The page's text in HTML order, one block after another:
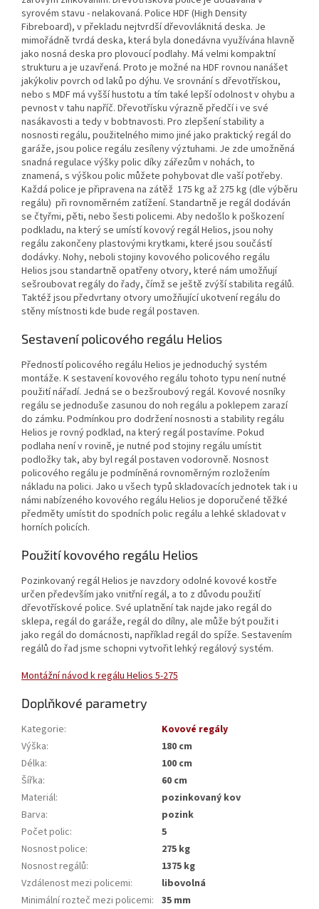
syrovém stavu - nelakovaná. Police HDF (High Density
Fibreboard), v překladu nejtvrdší dřevovláknitá deska. Je
mimořádně tvrdá deska, která byla donedávna využívána hlavně
jako nosná deska pro plovoucí podlahy. Má velmi kompaktní
strukturu a je uzavřená. Proto je možné na HDF rovnou nanášet
jakýkoliv povrch od laků po dýhu. Ve srovnání s dřevotřískou,
nebo s MDF má vyšší hustotu a tím také lepší odolnost v ohybu a
pevnost v tahu napříč. Dřevotřísku výrazně předčí i ve své
nasákavosti a tedy v bobtnavosti. Pro zlepšení stability a
nosnosti regálu, použitelného mimo jiné jako praktický regál do
garáže, jsou police regálu zesíleny výztuhami. Je zde umožněná
snadná regulace výšky polic díky zářezům v nohách, to
znamená, s výškou polic můžete pohybovat dle vaší potřeby.
Každá police je připravena na zátěž 175 kg až 275 kg (dle výběru
regálu) při rovnoměrném zatížení. Standartně je regál dodáván
se čtyřmi, pěti, nebo šesti policemi. Aby nedošlo k poškození
podkladu, na který se umístí kovový regál Helios, jsou nohy
regálu zakončeny plastovými krytkami, které jsou součástí
dodávky. Nohy, neboli stojiny kovového policového regálu
Helios jsou standartně opatřeny otvory, které nám umožňují
sešroubovat regály do řady, čímž se ještě zvýší stabilita regálů.
Taktéž jsou předvrtany otvory umožňující ukotvení regálu do
stěny místnosti kde bude regál postaven.
Sestavení policového regálu Helios
Předností policového regálu Helios je jednoduchý systém
montáže. K sestavení kovového regálu tohoto typu není nutné
použití nářadí. Jedná se o bezšroubový regál. Kovové nosníky
regálu se jednoduše zasunou do noh regálu a poklepem zarazí
do zámku. Podmínkou pro dodržení nosnosti a stability regálu
Helios je rovný podklad, na který regál postavíme. Pokud
podlaha není v rovině, je nutné pod stojiny regálu umístit
podložky tak, aby byl regál postaven vodorovně. Nosnost
policového regálu je podmíněná rovnoměrným rozložením
nákladu na polici. Jako u všech typů skladovacích jednotek tak i u
námi nabízeného kovového regálu Helios je doporučené těžké
předměty umístit do spodních polic regálu a lehké skladovat v
horních policích.
Použití kovového regálu Helios
Pozinkovaný regál Helios je navzdory odolné kovové kostře
určen především jako vnitřní regál, a to z důvodu použití
dřevotřískové police. Své uplatnění tak najde jako regál do
sklepa, regál do garáže, regál do dílny, ale může být použit i
jako regál do domácnosti, například regál do spíže. Sestavením
regálů do řad jsme schopni vytvořit lehký regálový systém.
Montážní návod k regálu Helios 5-275
Doplňkové parametry
Kategorie:
Kovové regály
Výška:
180 cm
Délka:
100 cm
Šířka:
60 cm
Materiál:
pozinkovaný kov
Barva:
pozink
Počet polic:
5
Nosnost police:
275 kg
Nosnost regálů:
1375 kg
Vzdálenost mezi policemi:
libovolná
Minimální rozteč mezi policemi: 35 mm